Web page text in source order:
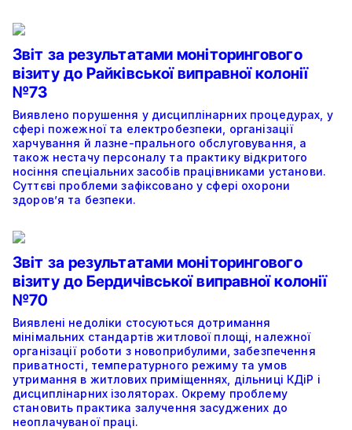
Звіт за результатами моніторингового
візиту до Райківської виправної колонії
№73
Виявлено порушення у дисциплінарних процедурах, у
сфері пожежної та електробезпеки, організації
харчування й лазне-прального обслуговування, а
також нестачу персоналу та практику відкритого
носіння спеціальних засобів працівниками установи.
Суттєві проблеми зафіксовано у сфері охорони
здоров’я та безпеки.
Звіт за результатами моніторингового
візиту до Бердичівської виправної колонії
№70
Виявлені недоліки стосуються дотримання
мінімальних стандартів житлової площі, належної
організації роботи з новоприбулими, забезпечення
приватності, температурного режиму та умов
утримання в житлових приміщеннях, дільниці КДіР і
дисциплінарних ізоляторах. Окрему проблему
становить практика залучення засуджених до
неоплачуваної праці.